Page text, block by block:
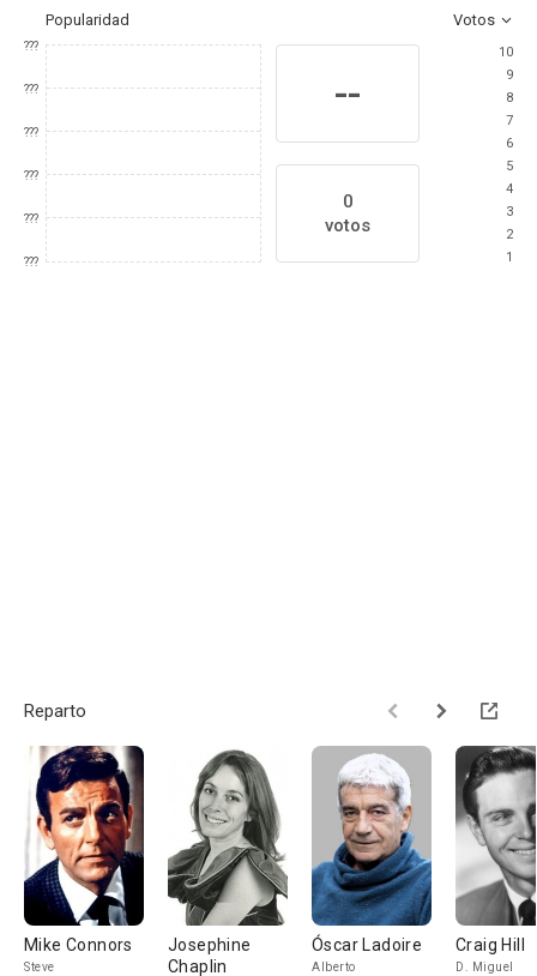
Popularidad Votos
???
???
???
???
???
???
--
0
votos
10
9
8
7
6
5
4
3
2
1
Reparto
Mike Connors
Steve
Josephine
Chaplin
Óscar Ladoire
Alberto
Craig Hill
D. Miguel